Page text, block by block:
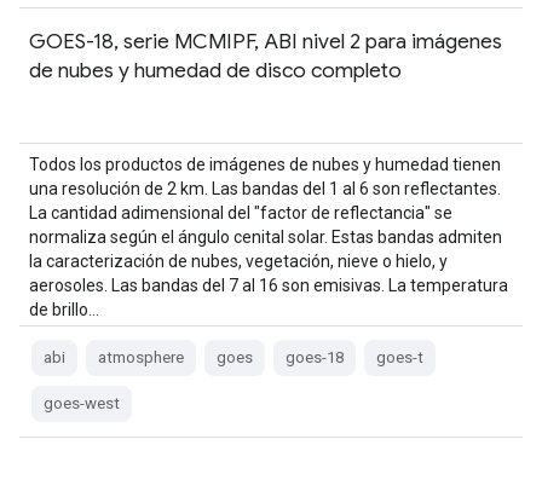
GOES-18, serie MCMIPF, ABI nivel 2 para imágenes
de nubes y humedad de disco completo
Todos los productos de imágenes de nubes y humedad tienen
una resolución de 2 km. Las bandas del 1 al 6 son reflectantes.
La cantidad adimensional del "factor de reflectancia" se
normaliza según el ángulo cenital solar. Estas bandas admiten
la caracterización de nubes, vegetación, nieve o hielo, y
aerosoles. Las bandas del 7 al 16 son emisivas. La temperatura
de brillo…
abi atmosphere goes goes-18 goes-t
goes-west